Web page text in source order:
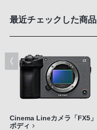
最近チェックした商品
Cinema Lineカメラ「FX5」
ボディ